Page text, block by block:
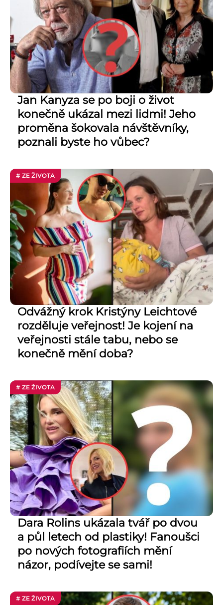
Jan Kanyza se po boji o život
konečně ukázal mezi lidmi! Jeho
proměna šokovala návštěvníky,
poznali byste ho vůbec?
# ZE ŽIVOTA
Odvážný krok Kristýny Leichtové
rozděluje veřejnost! Je kojení na
veřejnosti stále tabu, nebo se
konečně mění doba?
# ZE ŽIVOTA
Dara Rolins ukázala tvář po dvou
a půl letech od plastiky! Fanoušci
po nových fotografiích mění
názor, podívejte se sami!
# ZE ŽIVOTA